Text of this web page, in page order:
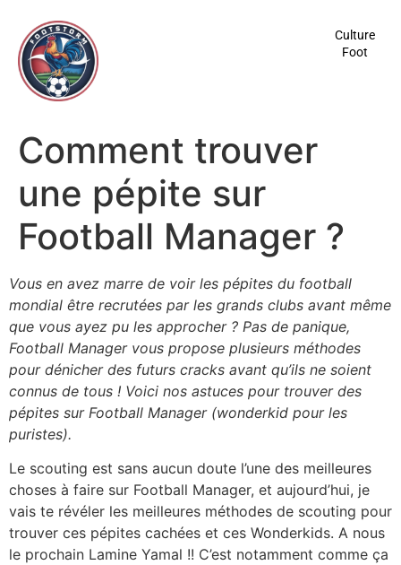
principal
Culture
Foot
Comment trouver
une pépite sur
Football Manager ?
Vous en avez marre de voir les pépites du football
mondial être recrutées par les grands clubs avant même
que vous ayez pu les approcher ? Pas de panique,
Football Manager vous propose plusieurs méthodes
pour dénicher des futurs cracks avant qu’ils ne soient
connus de tous ! Voici nos astuces pour trouver des
pépites sur Football Manager (wonderkid pour les
puristes).
Le scouting est sans aucun doute l’une des meilleures
choses à faire sur Football Manager, et aujourd’hui, je
vais te révéler les meilleures méthodes de scouting pour
trouver ces pépites cachées et ces Wonderkids. A nous
le prochain Lamine Yamal !! C’est notamment comme ça